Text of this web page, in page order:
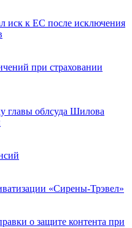
иск к ЕС после исключения
при страховании
главы облсуда Шилова
«Сирены-Трэвел»
о защите контента при